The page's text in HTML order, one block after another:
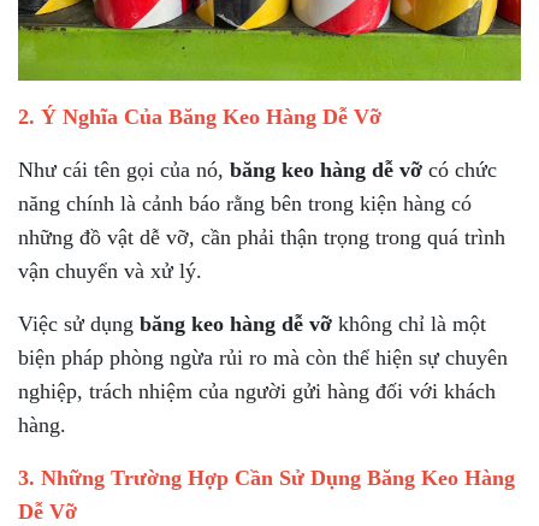
2. Ý Nghĩa Của Băng Keo Hàng Dễ Vỡ
Như cái tên gọi của nó, băng keo hàng dễ vỡ có chức
năng chính là cảnh báo rằng bên trong kiện hàng có
những đồ vật dễ vỡ, cần phải thận trọng trong quá trình
vận chuyển và xử lý.
Việc sử dụng băng keo hàng dễ vỡ không chỉ là một
biện pháp phòng ngừa rủi ro mà còn thể hiện sự chuyên
nghiệp, trách nhiệm của người gửi hàng đối với khách
hàng.
3. Những Trường Hợp Cần Sử Dụng Băng Keo Hàng
Dễ Vỡ